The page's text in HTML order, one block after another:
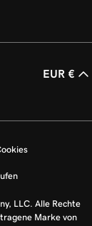
EUR €
LLC. Alle Rechte
Marke von